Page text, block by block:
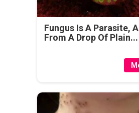
Fungus Is A Parasite,
From A Drop Of Plain...